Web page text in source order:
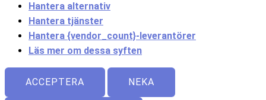
Hantera alternativ
Hantera tjänster
Hantera {vendor_count}-leverantörer
Läs mer om dessa syften
ACCEPTERA NEKA